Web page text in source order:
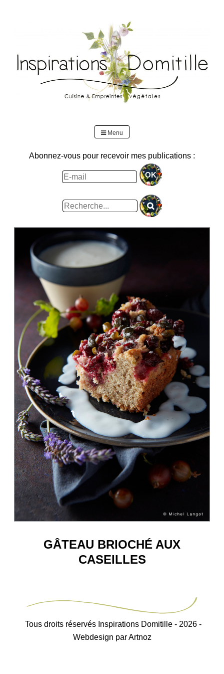
Skip
to
content
Menu
Abonnez-vous pour recevoir mes publications :
Rechercher
:
GÂTEAU BRIOCHÉ AUX
CASEILLES
Tous droits réservés Inspirations Domitille - 2026 -
Webdesign par Artnoz